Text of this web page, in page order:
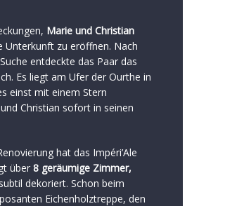
Marie und Christian
Unterkunft zu eröffnen. Nach
entdeckte das Paar das
Es liegt am Ufer der Ourthe in
einst mit einem Stern
Christian sofort in seinen
hat das Impéri’Ale
über 8 geräumige Zimmer,
dekoriert. Schon beim
Eichenholztreppe, den